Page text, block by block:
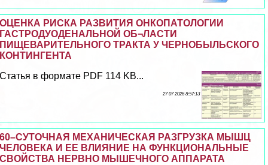
ОЦЕНКА РИСКА РАЗВИТИЯ ОНКОПАТОЛОГИИ
ГАСТРОДУОДЕНАЛЬНОЙ ОБ¬ЛАСТИ
ПИЩЕВАРИТЕЛЬНОГО ТРАКТА У ЧЕРНОБЫЛЬСКОГО
КОНТИНГЕНТА
Статья в формате PDF 114 KB...
27 07 2026 8:57:13
60–СУТОЧНАЯ МЕХАНИЧЕСКАЯ РАЗГРУЗКА МЫШЦ
ЧЕЛОВЕКА И ЕЕ ВЛИЯНИЕ НА ФУНКЦИОНАЛЬНЫЕ
СВОЙСТВА НЕРВНО МЫШЕЧНОГО АППАРАТА